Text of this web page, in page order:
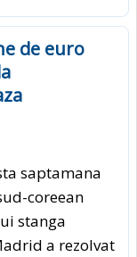
de euro
saptamana
coreean
stanga
a rezolvat